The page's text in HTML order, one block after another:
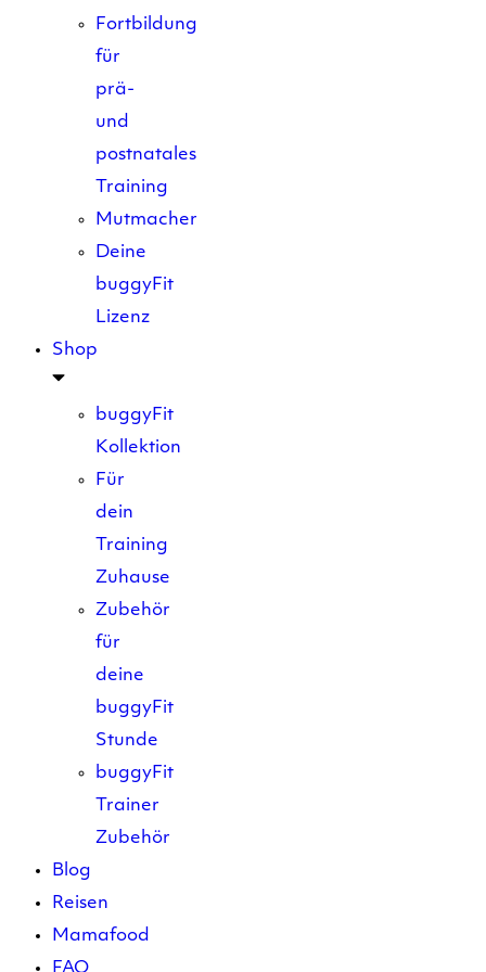
Fortbildung
für
prä-
und
postnatales
Training
Mutmacher
Deine
buggyFit
Lizenz
Shop
buggyFit
Kollektion
Für
dein
Training
Zuhause
Zubehör
für
deine
buggyFit
Stunde
buggyFit
Trainer
Zubehör
Blog
Reisen
Mamafood